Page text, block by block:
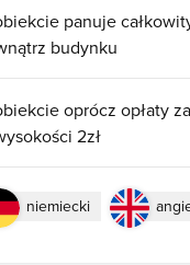
panuje
budynku
oprócz opłaty
2zł
niemiecki